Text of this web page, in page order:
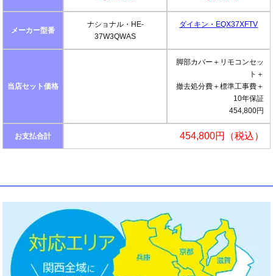
メーカー型番
ナショナル・HE-
37W3QWAS
ダイキン・EQX37XFTV
当店セット価格
脚部カバー＋リモコンセッ
ト＋
撤去処分費＋標準工事費＋
10年保証
454,800円
お支払合計 454,800円（税込）